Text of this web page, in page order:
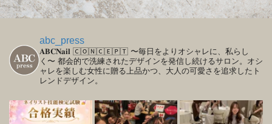
abc_press
𝐀𝐁𝐂𝐍𝐚𝐢𝐥 🄲🄾🄽🄲🄴🄿🅃 〜毎日をよりオシャレに、私らし
く〜 都会的で洗練されたデザインを発信し続けるサロン。オシ
ャレを楽しむ女性に贈る上品かつ、大人の可愛さを追求したト
レンドデザイン。